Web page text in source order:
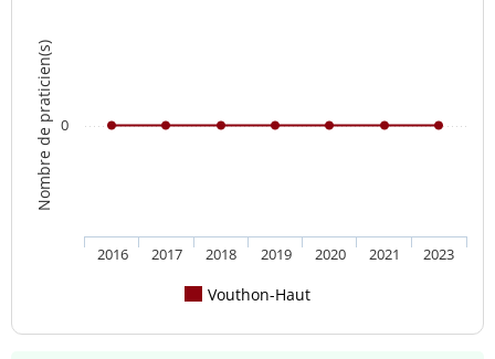
Nombre de praticien(s)
Vouthon-Haut
2016 2017 2018 2019 2020 2021 2023
0